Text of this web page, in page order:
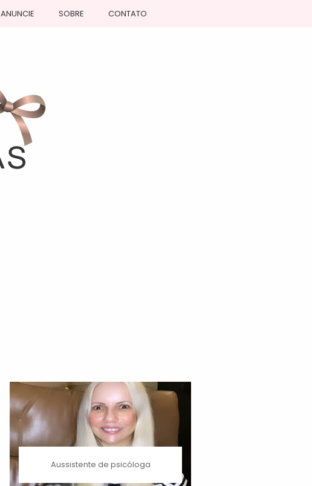
ANUNCIE SOBRE CONTATO
Aussistente de psicóloga